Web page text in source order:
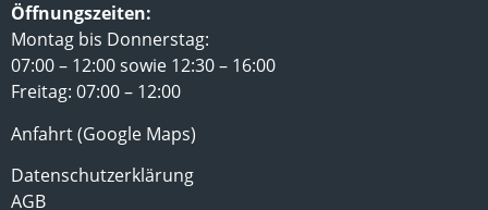
Öffnungszeiten:
Montag bis Donnerstag:
07:00 – 12:00 sowie 12:30 – 16:00
Freitag: 07:00 – 12:00
Anfahrt (Google Maps)
Datenschutzerklärung
AGB